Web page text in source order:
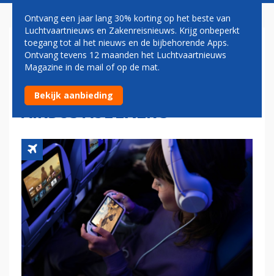
UNITED AIRLINES
OVERWEEGT ‘EUROBUSINESS’
OP TE NEMEN IN HAAR
AIRBUS A321XLR’S
Ontvang een jaar lang 30% korting op het beste van
Luchtvaartnieuws en Zakenreisnieuws. Krijg onbeperkt
toegang tot al het nieuws en de bijbehorende Apps.
Ontvang tevens 12 maanden het Luchtvaartnieuws
Magazine in de mail of op de mat.
Bekijk aanbieding